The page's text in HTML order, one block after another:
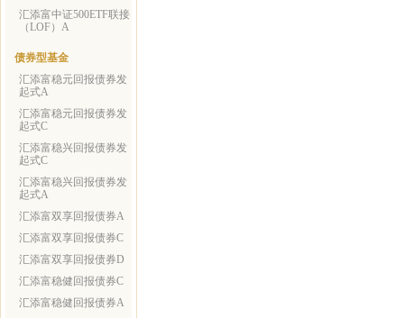
汇添富中证500ETF联接
（LOF）A
债券型基金
汇添富稳元回报债券发
起式A
汇添富稳元回报债券发
起式C
汇添富稳兴回报债券发
起式C
汇添富稳兴回报债券发
起式A
汇添富双享回报债券A
汇添富双享回报债券C
汇添富双享回报债券D
汇添富稳健回报债券C
汇添富稳健回报债券A